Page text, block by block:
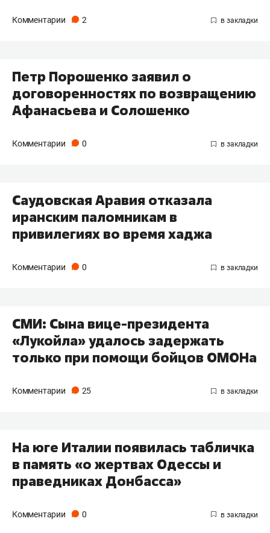
Комментарии 2
Петр Порошенко заявил о
договоренностях по возвращению
Афанасьева и Солошенко
Комментарии 0
Саудовская Аравия отказала
иранским паломникам в
привилегиях во время хаджа
Комментарии 0
СМИ: Сына вице-президента
«Лукойла» удалось задержать
только при помощи бойцов ОМОНа
Комментарии 25
На юге Италии появилась табличка
в память «о жертвах Одессы и
праведниках Донбасса»
Комментарии 0